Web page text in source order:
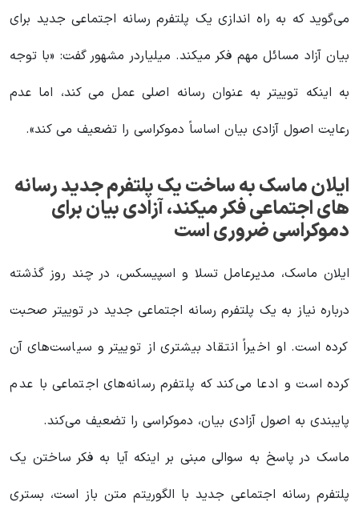
می‌گوید که به راه اندازی یک پلتفرم رسانه اجتماعی جدید برای
بیان آزاد مسائل مهم فکر میکند. میلیاردر مشهور گفت: «با توجه
به اینکه توییتر به عنوان رسانه اصلی عمل می کند، اما عدم
رعایت اصول آزادی بیان اساساً دموکراسی را تضعیف می کند».
ایلان ماسک به ساخت یک پلتفرم جدید رسانه
های اجتماعی فکر میکند، آزادی بیان برای
دموکراسی ضروری است
ایلان ماسک، مدیرعامل تسلا و اسپیسکس، در چند روز گذشته
درباره نیاز به یک پلتفرم رسانه اجتماعی جدید در توییتر صحبت
کرده است. او اخیراً انتقاد بیشتری از توییتر و سیاست‌های آن
کرده است و ادعا می‌کند که پلتفرم رسانه‌های اجتماعی با عدم
پایبندی به اصول آزادی بیان، دموکراسی را تضعیف می‌کند.
ماسک در پاسخ به سوالی مبنی بر اینکه آیا به فکر ساختن یک
پلتفرم رسانه اجتماعی جدید با الگوریتم متن باز است، بستری